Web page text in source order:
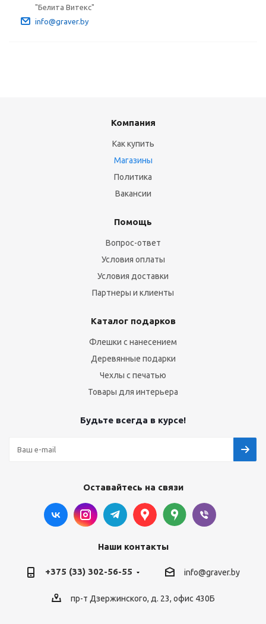
"Белита Витекс"
info@graver.by
Компания
Как купить
Магазины
Политика
Вакансии
Помощь
Вопрос-ответ
Условия оплаты
Условия доставки
Партнеры и клиенты
Каталог подарков
Флешки с нанесением
Деревянные подарки
Чехлы с печатью
Товары для интерьера
Будьте всегда в курсе!
Оставайтесь на связи
Наши контакты
+375 (33) 302-56-55 info@graver.by
пр-т Дзержинского, д. 23, офис 430Б